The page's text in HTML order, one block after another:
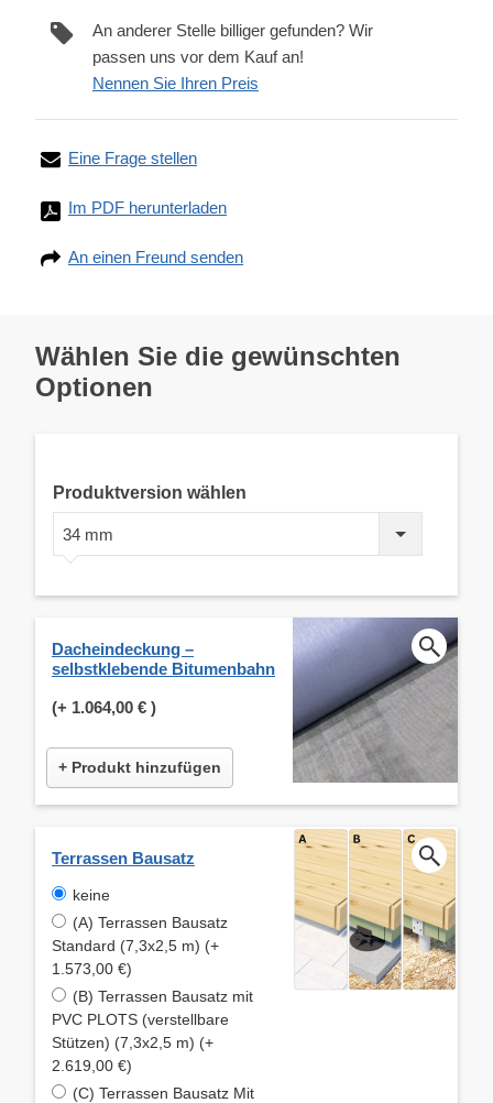
An anderer Stelle billiger gefunden? Wir
passen uns vor dem Kauf an!
Nennen Sie Ihren Preis
Eine Frage stellen
Im PDF herunterladen
An einen Freund senden
Wählen Sie die gewünschten
Optionen
Produktversion wählen
34 mm
Dacheindeckung –
selbstklebende Bitumenbahn
(+ 1.064,00 € )
+ Produkt hinzufügen
Terrassen Bausatz
keine
(A) Terrassen Bausatz
Standard (7,3x2,5 m) (+
1.573,00 €)
(B) Terrassen Bausatz mit
PVC PLOTS (verstellbare
Stützen) (7,3x2,5 m) (+
2.619,00 €)
(C) Terrassen Bausatz Mit